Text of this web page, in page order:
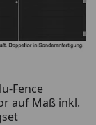
Fence
auf Maß inkl.